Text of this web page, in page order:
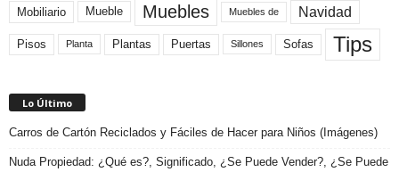
Mobiliario Mueble Muebles Muebles de Navidad
Pisos Planta Plantas Puertas Sillones Sofas Tips
Lo Último
Carros de Cartón Reciclados y Fáciles de Hacer para Niños (Imágenes)
Nuda Propiedad: ¿Qué es?, Significado, ¿Se Puede Vender?, ¿Se Puede